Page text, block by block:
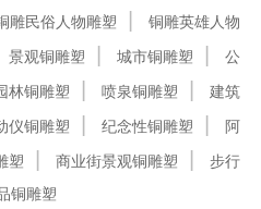
雕民俗人物雕塑
铜雕英雄人物
景观铜雕塑 城市铜雕塑
公
林铜雕塑 喷泉铜雕塑
建筑
仪铜雕塑 纪念性铜雕塑
阿
塑 商业街景观铜雕塑
步行
铜雕塑